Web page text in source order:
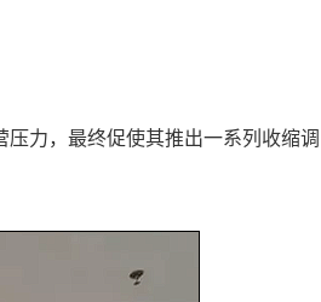
力，最终促使其推出一系列收缩调